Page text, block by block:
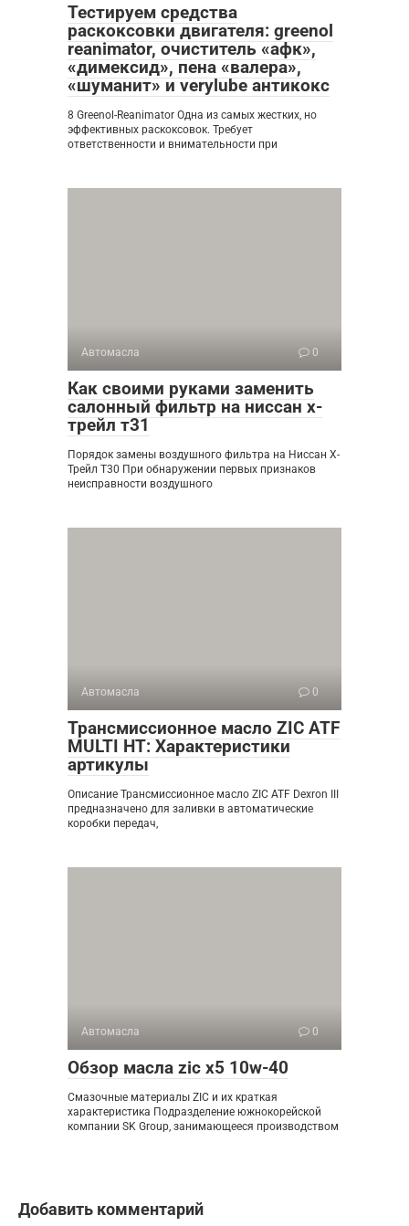
Тестируем средства
раскоксовки двигателя: greenol
reanimator, очиститель «афк»,
«димексид», пена «валера»,
«шуманит» и verylube антикокс
8 Greenol-Reanimator Одна из самых жестких, но
эффективных раскоксовок. Требует
ответственности и внимательности при
Автомасла 0
Как своими руками заменить
салонный фильтр на ниссан х-
трейл т31
Порядок замены воздушного фильтра на Ниссан Х-
Трейл Т30 При обнаружении первых признаков
неисправности воздушного
Автомасла 0
Трансмиссионное масло ZIC ATF
MULTI HT: Характеристики
артикулы
Описание Трансмиссионное масло ZIC ATF Dexron III
предназначено для заливки в автоматические
коробки передач,
Автомасла 0
Обзор масла zic x5 10w-40
Смазочные материалы ZIC и их краткая
характеристика Подразделение южнокорейской
компании SK Group, занимающееся производством
Добавить комментарий